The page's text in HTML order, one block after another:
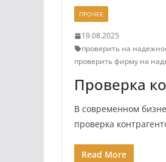
ПРОЧЕЕ
19.08.2025
проверить на
проверить фирму на
Проверка
В современном
проверка
Read More